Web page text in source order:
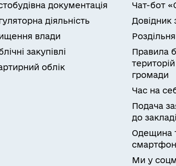
документація
діяльність
влади
закупівлі
облік
Чат-бот
Довідник
Правила
громади
Час на
Подача
до
Одещина
Ми у